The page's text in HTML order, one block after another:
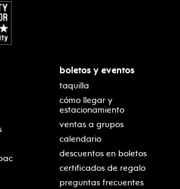
boletos y eventos
taquilla
cómo llegar y
estacionamiento
ventas a grupos
calendario
descuentos en boletos
certificados de regalo
preguntas frecuentes